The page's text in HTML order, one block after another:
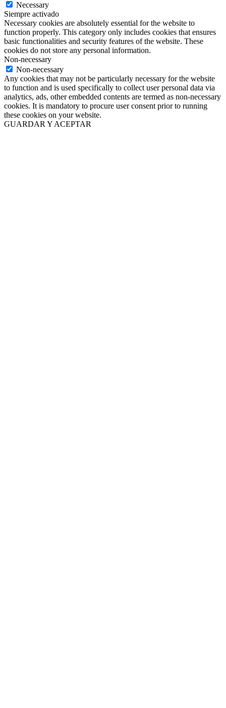
Necessary
Siempre activado
Necessary cookies are absolutely essential for the website to
function properly. This category only includes cookies that ensures
basic functionalities and security features of the website. These
cookies do not store any personal information.
Non-necessary
Non-necessary
Any cookies that may not be particularly necessary for the website
to function and is used specifically to collect user personal data via
analytics, ads, other embedded contents are termed as non-necessary
cookies. It is mandatory to procure user consent prior to running
these cookies on your website.
GUARDAR Y ACEPTAR